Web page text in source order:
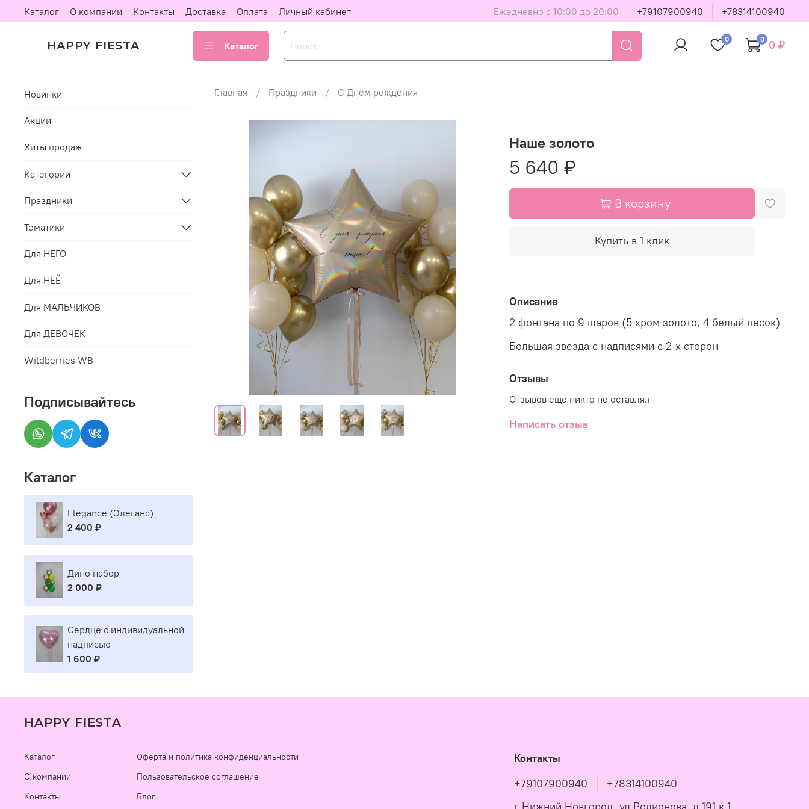
Каталог О компании Контакты Доставка Оплата Личный кабинет Ежедневно с 10:00 до 20:00 +79107900940 +78314100940
HAPPY FIESTA Каталог
0 0 0 ₽
Главная Праздники С Днём рождения
Наше золото
5 640 ₽
В корзину
Купить в 1 клик
Описание
2 фонтана по 9 шаров (5 хром золото, 4 белый песок)
Большая звезда с надписями с 2-х сторон
Отзывы
Отзывов еще никто не оставлял
Написать отзыв
Новинки
Акции
Хиты продаж
Категории
Праздники
Тематики
Для НЕГО
Для НЕЁ
Для МАЛЬЧИКОВ
Для ДЕВОЧЕК
Wildberries WB
Подписывайтесь
Каталог
Elegance (Элеганс)
2 400 ₽
Дино набор
2 000 ₽
Сердце с индивидуальной
надписью
1 600 ₽
HAPPY FIESTA
Каталог
О компании
Контакты
Оферта и политика конфиденциальности
Пользовательское соглашение
Блог
Контакты
+79107900940
+78314100940